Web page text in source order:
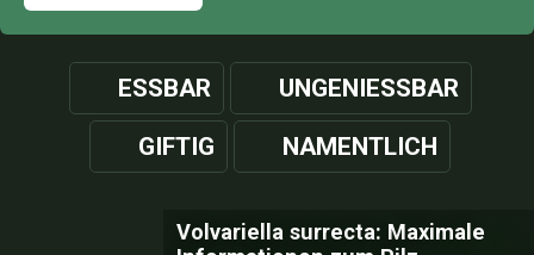
ESSBAR UNGENIESSBAR
GIFTIG NAMENTLICH
Volvariella surrecta: Maximale